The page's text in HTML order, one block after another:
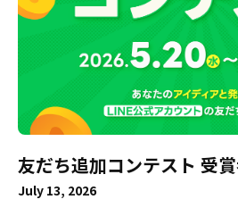
への収益化切り替えに関しましても
となります。 ・ クリエイター様の
査が進められない場合、収益化申
の解消が確認できない際には登録が
めご了承くださいますようお願い申し上げま
止日： 2026年9月28日（月） ・
稿を終了いたします。 サービス提供終了日： 2026年9月30日
（水）午前11時ごろ ・ サービス提
収益還元を行ってまいります。 ■ 収益金のお支払いについ
友だち追加コンテスト 受
July 13, 2026